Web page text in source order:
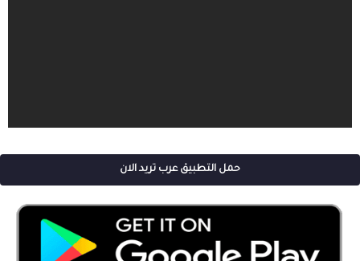
حمل التطبيق عرب تريد الان